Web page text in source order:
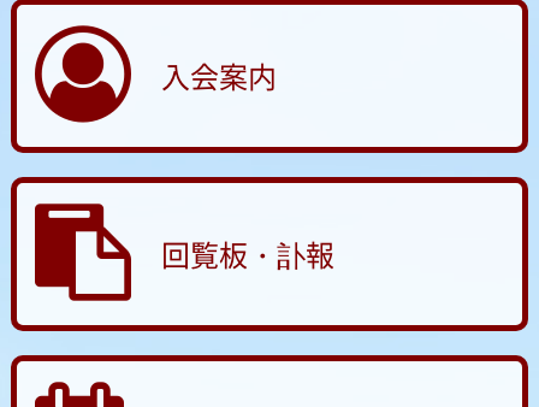
入会案内
回覧板・訃報